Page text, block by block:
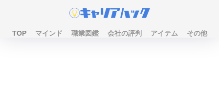
TOP マインド 職業図鑑 会社の評判 アイテム その他